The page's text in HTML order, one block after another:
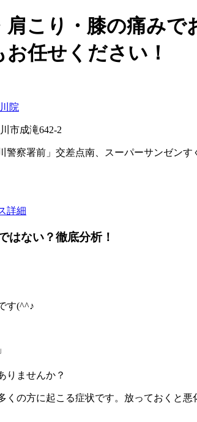
こり・膝の痛みで
任せください！
市成滝642-2
警察署前」交差点南、スーパーサンゼンす
はない？徹底分析！
す(^^♪
りませんか？
くの方に起こる症状です。放っておくと悪